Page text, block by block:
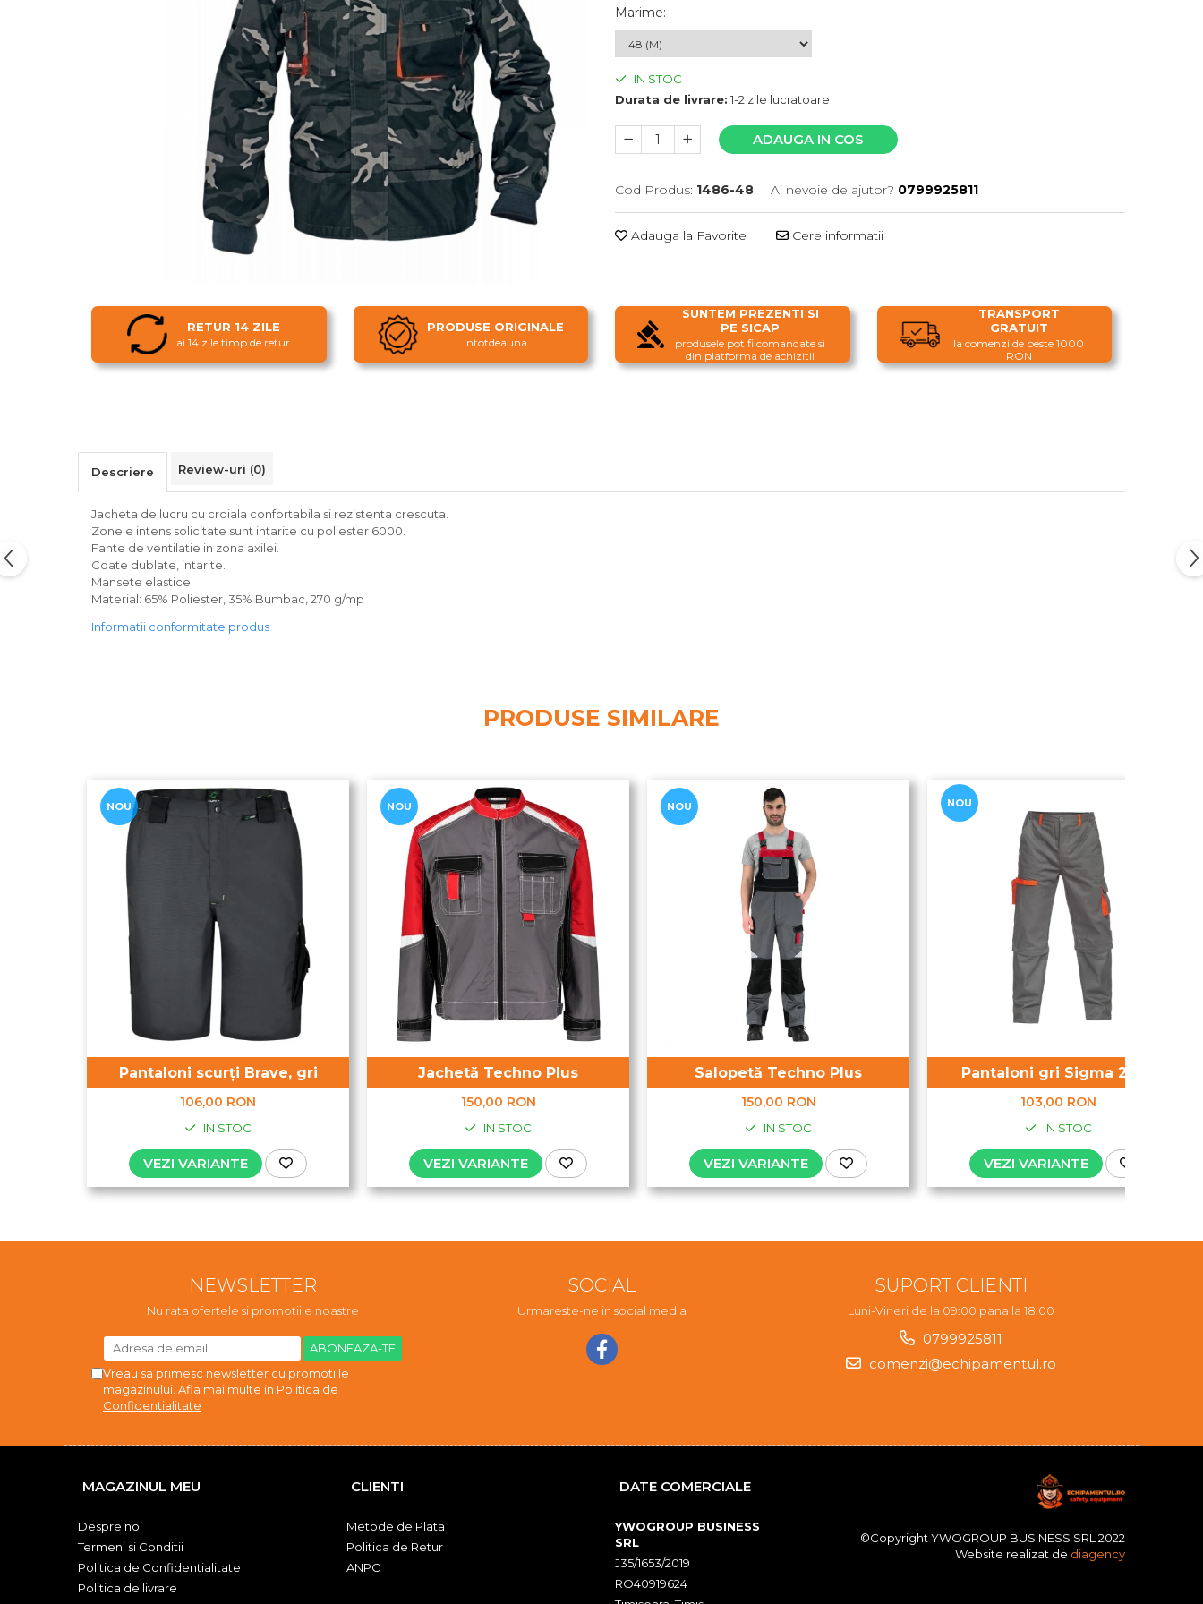
Marime:
IN STOC
Durata de livrare: 1-2 zile lucratoare
ADAUGA IN COS
Cod Produs: 1486-48 Ai nevoie de ajutor? 0799925811
Adauga la Favorite Cere informatii
RETUR 14 ZILE
ai 14 zile timp de retur
PRODUSE ORIGINALE
intotdeauna
SUNTEM PREZENTI SI
PE SICAP
produsele pot fi comandate si
din platforma de achizitii
TRANSPORT
GRATUIT
la comenzi de peste 1000
RON
Descriere Review-uri (0)
Jacheta de lucru cu croiala confortabila si rezistenta crescuta.
Zonele intens solicitate sunt intarite cu poliester 6000.
Fante de ventilatie in zona axilei.
Coate dublate, intarite.
Mansete elastice.
Material: 65% Poliester, 35% Bumbac, 270 g/mp
Informatii conformitate produs
PRODUSE SIMILARE
NOU
Pantaloni scurți Brave, gri
106,00 RON
IN STOC
VEZI VARIANTE
NOU
Jachetă Techno Plus
150,00 RON
IN STOC
VEZI VARIANTE
NOU
Salopetă Techno Plus
150,00 RON
IN STOC
VEZI VARIANTE
NOU
Pantaloni gri Sigma 2 in 1
103,00 RON
IN STOC
VEZI VARIANTE
NEWSLETTER
Nu rata ofertele si promotiile noastre
Vreau sa primesc newsletter cu promotiile
magazinului. Afla mai multe in Politica de
Confidentialitate
SOCIAL
Urmareste-ne in social media
SUPORT CLIENTI
Luni-Vineri de la 09:00 pana la 18:00
0799925811
comenzi@echipamentul.ro
MAGAZINUL MEU
Despre noi
Termeni si Conditii
Politica de Confidentialitate
Politica de livrare
CLIENTI
Metode de Plata
Politica de Retur
ANPC
DATE COMERCIALE
YWOGROUP BUSINESS
SRL
J35/1653/2019
RO40919624
©Copyright YWOGROUP BUSINESS SRL 2022
Website realizat de diagency